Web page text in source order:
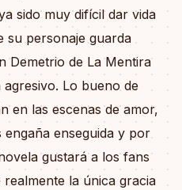
sido muy difícil dar vida
su personaje guarda
Demetrio de La Mentira
Lo bueno de
en las escenas de amor,
enseguida y por
gustará a los fans
la única gracia